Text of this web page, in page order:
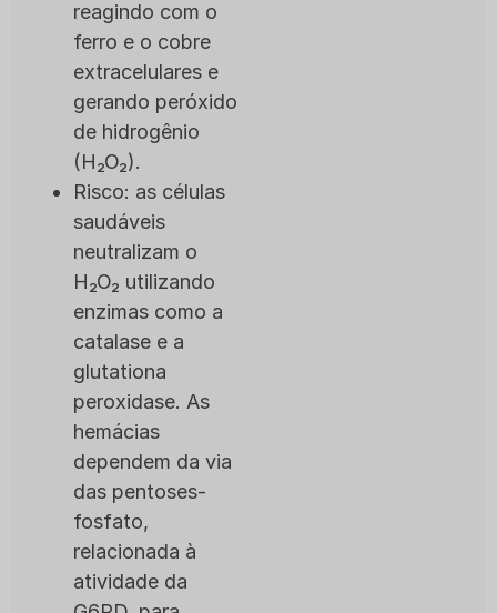
reagindo com o
ferro e o cobre
extracelulares e
gerando peróxido
de hidrogênio
(H₂O₂).
Risco: as células
saudáveis
neutralizam o
H₂O₂ utilizando
enzimas como a
catalase e a
glutationa
peroxidase. As
hemácias
dependem da via
das pentoses-
fosfato,
relacionada à
atividade da